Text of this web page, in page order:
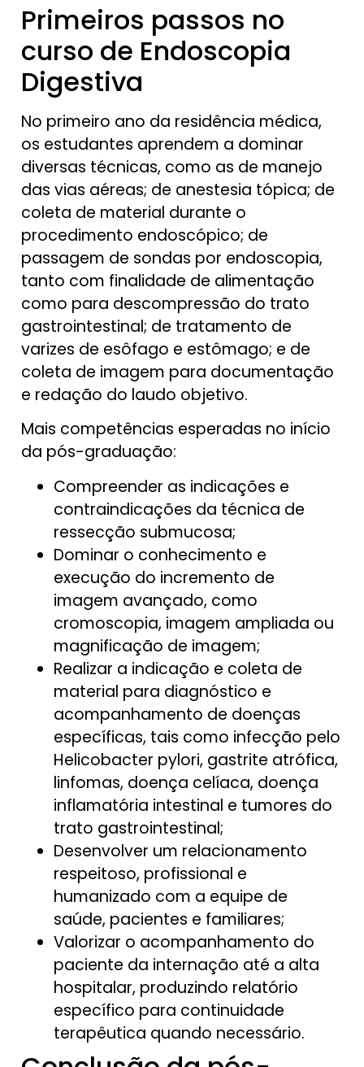
Primeiros passos no
curso de Endoscopia
Digestiva
No primeiro ano da residência médica,
os estudantes aprendem a dominar
diversas técnicas, como as de manejo
das vias aéreas; de anestesia tópica; de
coleta de material durante o
procedimento endoscópico; de
passagem de sondas por endoscopia,
tanto com finalidade de alimentação
como para descompressão do trato
gastrointestinal; de tratamento de
varizes de esôfago e estômago; e de
coleta de imagem para documentação
e redação do laudo objetivo.
Mais competências esperadas no início
da pós-graduação:
Compreender as indicações e
contraindicações da técnica de
ressecção submucosa;
Dominar o conhecimento e
execução do incremento de
imagem avançado, como
cromoscopia, imagem ampliada ou
magnificação de imagem;
Realizar a indicação e coleta de
material para diagnóstico e
acompanhamento de doenças
específicas, tais como infecção pelo
Helicobacter pylori, gastrite atrófica,
linfomas, doença celíaca, doença
inflamatória intestinal e tumores do
trato gastrointestinal;
Desenvolver um relacionamento
respeitoso, profissional e
humanizado com a equipe de
saúde, pacientes e familiares;
Valorizar o acompanhamento do
paciente da internação até a alta
hospitalar, produzindo relatório
específico para continuidade
terapêutica quando necessário.